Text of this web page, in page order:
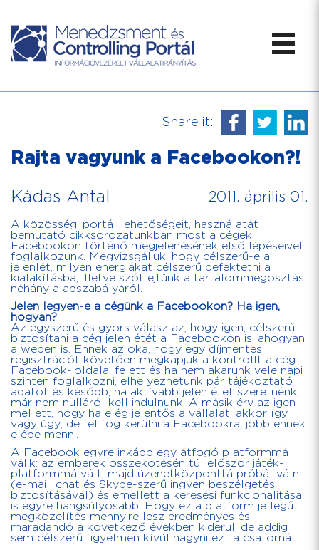
Share it:
Rajta vagyunk a Facebookon?!
Kádas Antal 2011. április 01.
A közösségi portál lehetőségeit, használatát
bemutató cikksorozatunkban most a cégek
Facebookon történő megjelenésének első lépéseivel
foglalkozunk. Megvizsgáljuk, hogy célszerű-e a
jelenlét, milyen energiákat célszerű befektetni a
kialakításba, illetve szót ejtünk a tartalommegosztás
néhány alapszabályáról.
Jelen legyen-e a cégünk a Facebookon? Ha igen,
hogyan?
Az egyszerű és gyors válasz az, hogy igen, célszerű
biztosítani a cég jelenlétét a Facebookon is, ahogyan
a weben is. Ennek az oka, hogy egy díjmentes
regisztrációt követően megkapjuk a kontrollt a cég
Facebook-’oldala’ felett és ha nem akarunk vele napi
szinten foglalkozni, elhelyezhetünk pár tájékoztató
adatot és később, ha aktívabb jelenlétet szeretnénk,
már nem nulláról kell indulnunk. A másik érv az igen
mellett, hogy ha elég jelentős a vállalat, akkor így
vagy úgy, de fel fog kerülni a Facebookra, jobb ennek
elébe menni…
A Facebook egyre inkább egy átfogó platformmá
válik: az emberek összekötésén túl először játék-
platformmá vált, majd üzenetközponttá próbál válni
(e-mail, chat és Skype-szerű ingyen beszélgetés
biztosításával) és emellett a keresési funkcionalitása
is egyre hangsúlyosabb. Hogy ez a platform jellegű
megközelítés mennyire lesz eredményes és
maradandó a következő években kiderül, de addig
sem célszerű figyelmen kívül hagyni ezt a csatornát.